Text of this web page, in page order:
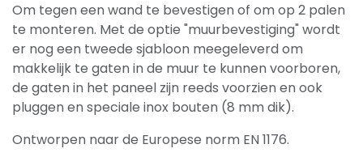
Om tegen een wand te bevestigen of om op 2 palen
te monteren. Met de optie "muurbevestiging" wordt
er nog een tweede sjabloon meegeleverd om
makkelijk te gaten in de muur te kunnen voorboren,
de gaten in het paneel zijn reeds voorzien en ook
pluggen en speciale inox bouten (8 mm dik).
Ontworpen naar de Europese norm EN 1176.